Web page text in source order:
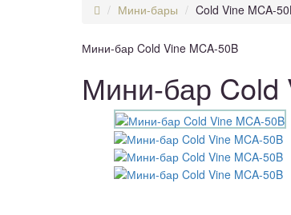
Мини-бары Cold Vine MCA-
Мини-бар Cold Vine MCA-50B
Мини-бар Cold